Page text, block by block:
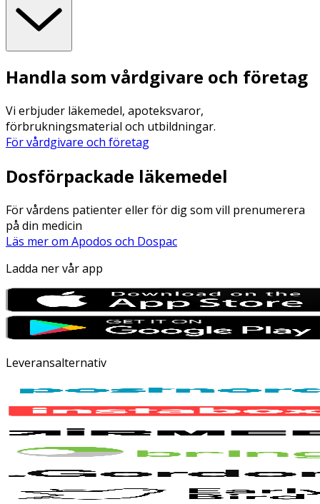
Handla som vårdgivare och företag
Vi erbjuder läkemedel, apoteksvaror,
förbrukningsmaterial och utbildningar.
För vårdgivare och företag
Dosförpackade läkemedel
För vårdens patienter eller för dig som vill prenumerera
på din medicin
Läs mer om Apodos och Dospac
Ladda ner vår app
Leveransalternativ